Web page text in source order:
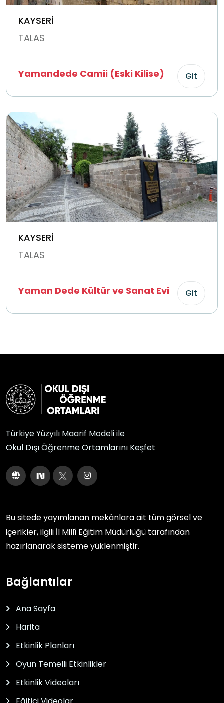
KAYSERİ
TALAS
Yamandede Camii (Eski Kilise) Git
KAYSERİ
TALAS
Yaman Dede Kültür ve Sanat Evi Git
Türkiye Yüzyılı Maarif Modeli ile
Okul Dışı Öğrenme Ortamlarını Keşfet
Bu sitede yayımlanan mekânlara ait tüm görsel ve
içerikler, ilgili İl Millî Eğitim Müdürlüğü tarafından
hazırlanarak sisteme yüklenmiştir.
Bağlantılar
Ana Sayfa
Harita
Etkinlik Planları
Oyun Temelli Etkinlikler
Etkinlik Videoları